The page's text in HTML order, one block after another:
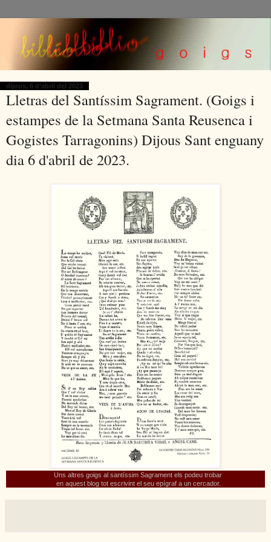
dijous, 6 d’abril del 2023
Lletras del Santíssim Sagrament. (Goigs i
estampes de la Setmana Santa Reusenca i
Gogistes Tarragonins) Dijous Sant enguany
dia 6 d'abril de 2023.
Uns altres goigs al santíssim Sagrament els podeu trobar
en aquest blog tot escrivint el seu epígraf a un cercador.